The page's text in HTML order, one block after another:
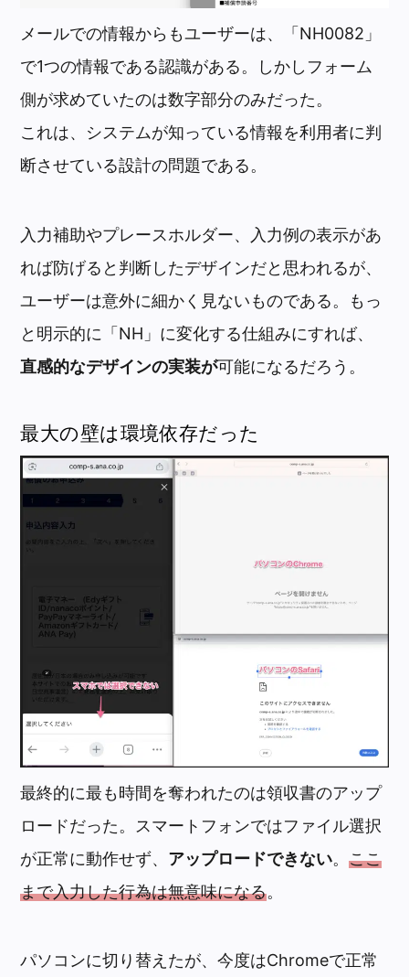
メールでの情報からもユーザーは、「NH0082」
で1つの情報である認識がある。しかしフォーム
側が求めていたのは数字部分のみだった。
これは、システムが知っている情報を利用者に判
断させている設計の問題である。
入力補助やプレースホルダー、入力例の表示があ
れば防げると判断したデザインだと思われるが、
ユーザーは意外に細かく見ないものである。もっ
と明示的に「NH」に変化する仕組みにすれば、
直感的なデザインの実装が可能になるだろう。
最大の壁は環境依存だった
最終的に最も時間を奪われたのは領収書のアップ
ロードだった。スマートフォンではファイル選択
が正常に動作せず、 アップロードできない。ここ
まで入力した行為は無意味になる。
パソコンに切り替えたが、今度はChromeで正常